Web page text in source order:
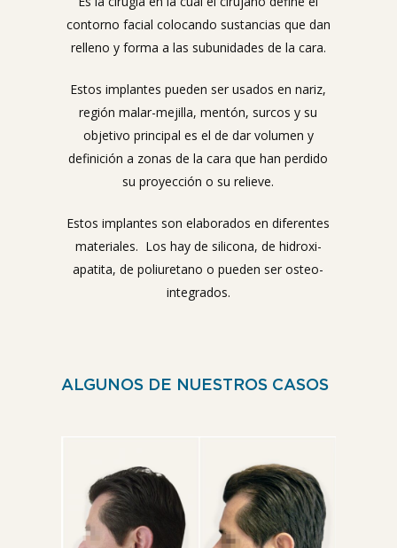
contorno facial colocando sustancias que dan
relleno y forma a las subunidades de la cara.
Estos implantes pueden ser usados en nariz,
región malar-mejilla, mentón, surcos y su
objetivo principal es el de dar volumen y
definición a zonas de la cara que han perdido
su proyección o su relieve.
Estos implantes son elaborados en diferentes
materiales. Los hay de silicona, de hidroxi-
apatita, de poliuretano o pueden ser osteo-
integrados.
ALGUNOS DE NUESTROS CASOS